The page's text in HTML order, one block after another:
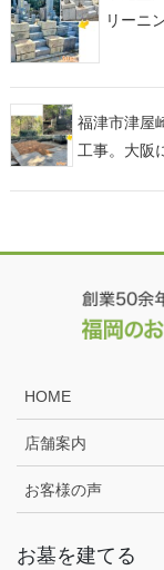
リーニ
福津市津屋
工事。大阪
HOME
店舗案内
お客様の声
お墓を建てる